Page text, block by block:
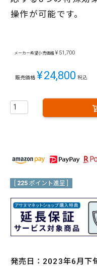
操作が可能です。
メーカー希望小売価格 ¥ 51,700
販売価格 ¥24,800 税込
225 ポイント進呈 ]
発売日：2023年6月下